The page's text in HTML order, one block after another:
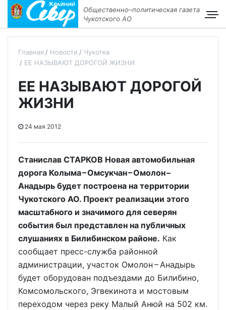
Общественно–политическая газета
Чукотского АО
Главная Новости
Чукотка
ЕЕ НАЗЫВАЮТ ДОРОГОЙ ЖИЗНИ
ЕЕ НАЗЫВАЮТ ДОРОГОЙ
ЖИЗНИ
24 мая 2012
Станислав СТАРКОВ Новая автомобильная
дорога Колыма – Омсукчан – Омолон –
Анадырь будет построена на территории
Чукотского АО. Проект реализации этого
масштабного и значимого для северян
события был представлен на публичных
слушаниях в Билибинском районе. Как
сообщает пресс-служба районной
администрации, участок Омолон – Анадырь
будет оборудован подъездами до Билибино,
Комсомольского, Эгвекинота и мостовым
переходом через реку Малый Анюй на 502 км.